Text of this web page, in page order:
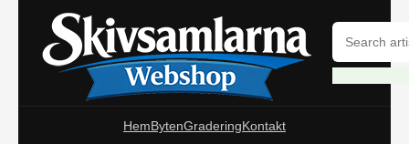
HemBytenGraderingKontakt